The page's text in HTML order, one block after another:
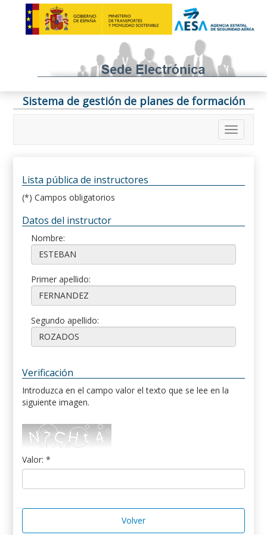
Sistema de gestión de planes de formación
Lista pública de instructores
(*) Campos obligatorios
Datos del instructor
Nombre:
Primer apellido:
Segundo apellido:
Verificación
Introduzca en el campo valor el texto que se lee en la
siguiente imagen.
Valor: *
Volver